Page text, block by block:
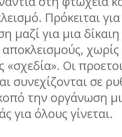
Πρόκειται
µαζί για µια
«σχεδία». Οι
συνεχίζονται σε
την οργάνωση
για όλους γίνεται.